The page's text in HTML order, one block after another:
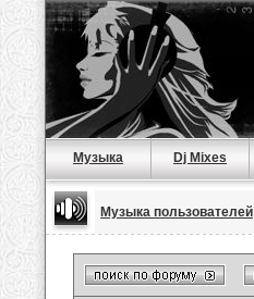
Музыка Dj Mixes
Музыка пользователей